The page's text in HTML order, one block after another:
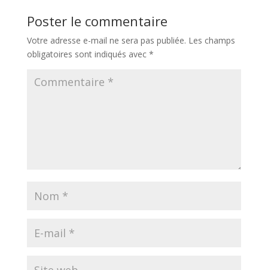
Poster le commentaire
Votre adresse e-mail ne sera pas publiée. Les champs
obligatoires sont indiqués avec *